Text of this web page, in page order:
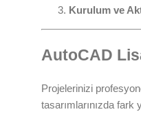
Kurulum ve
AutoCAD
Projelerinizi
tasarımlarınızda fark